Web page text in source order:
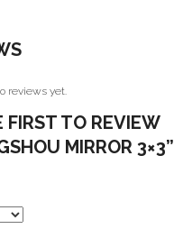
reviews yet.
FIRST TO REVIEW
MIRROR 3×3”